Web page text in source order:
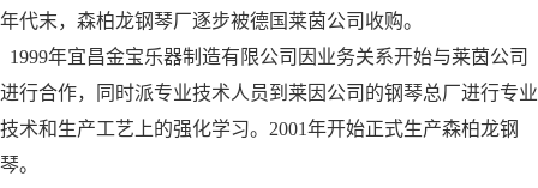
年代末，森柏龙钢琴厂逐步被德国莱茵公司收购。
1999年宜昌金宝乐器制造有限公司因业务关系开始与莱茵公司
进行合作，同时派专业技术人员到莱因公司的钢琴总厂进行专业
技术和生产工艺上的强化学习。2001年开始正式生产森柏龙钢
琴。